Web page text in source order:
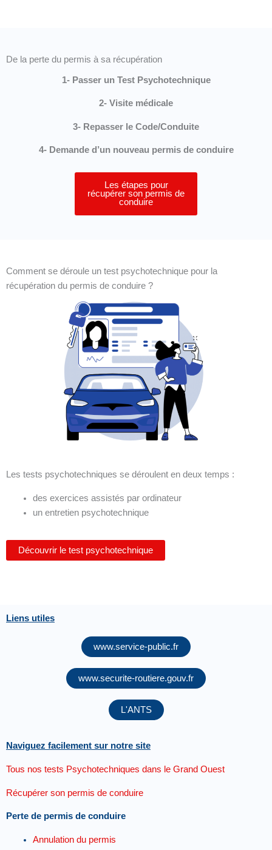
De la perte du permis à sa récupération
1- Passer un Test Psychotechnique
2- Visite médicale
3- Repasser le Code/Conduite
4- Demande d’un nouveau permis de conduire
Les étapes pour
récupérer son permis de
conduire
Comment se déroule un test psychotechnique pour la
récupération du permis de conduire ?
Les tests psychotechniques se déroulent en deux temps :
des exercices assistés par ordinateur
un entretien psychotechnique
Découvrir le test psychotechnique
Liens utiles
www.service-public.fr
www.securite-routiere.gouv.fr
L'ANTS
Naviguez facilement sur notre site
Tous nos tests Psychotechniques dans le Grand Ouest
Récupérer son permis de conduire
Perte de permis de conduire
Annulation du permis